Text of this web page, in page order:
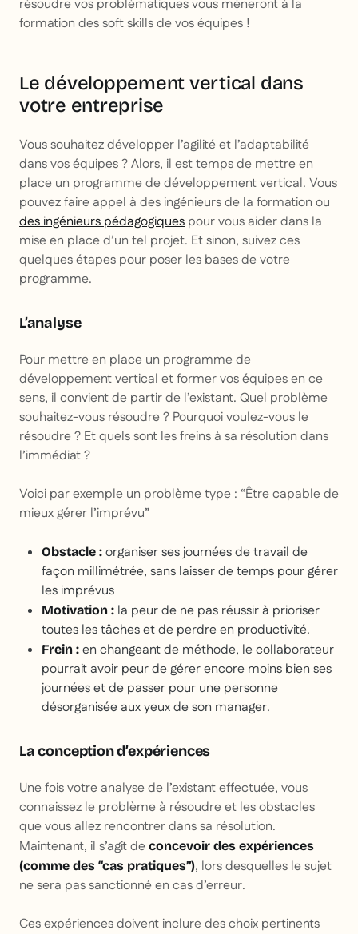
résoudre vos problématiques vous mèneront à la
formation dessoft skillsde vos équipes !
Le développement vertical dans
votre entreprise
Vous souhaitez développer l’agilité et l’adaptabilité
dans vos équipes ? Alors, il est temps de mettre en
place un programme de développement vertical. Vous
pouvez faire appel à des ingénieurs de la formation ou
des ingénieurs pédagogiques pour vous aider dans la
mise en place d’un tel projet. Et sinon, suivez ces
quelques étapes pour poser les bases de votre
programme.
L’analyse
Pour mettre en place un programme de
développement vertical et former vos équipes en ce
sens, il convient de partir de l’existant. Quel problème
souhaitez-vous résoudre ? Pourquoi voulez-vous le
résoudre ? Et quels sont les freins à sa résolution dans
l’immédiat ?
Voici par exemple un problème type : “Être capable de
mieux gérer l’imprévu”
Obstacle : organiser ses journées de travail de
façon millimétrée, sans laisser de temps pour gérer
les imprévus
Motivation : la peur de ne pas réussir à prioriser
toutes les tâches et de perdre en productivité.
Frein : en changeant de méthode, le collaborateur
pourrait avoir peur de gérer encore moins bien ses
journées et de passer pour une personne
désorganisée aux yeux de son manager.
La conception d’expériences
Une fois votre analyse de l’existant effectuée, vous
connaissez le problème à résoudre et les obstacles
que vous allez rencontrer dans sa résolution.
Maintenant, il s’agit de concevoir des expériences
(comme des “cas pratiques”), lors desquelles le sujet
ne sera pas sanctionné en cas d’erreur.
Ces expériences doivent inclure des choix pertinents